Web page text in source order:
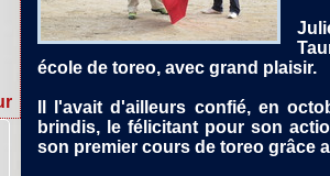
école de toreo, avec grand plaisir.
Il l'avait d'ailleurs confié, en
brindis, le félicitant pour son
son premier cours de toreo grâce